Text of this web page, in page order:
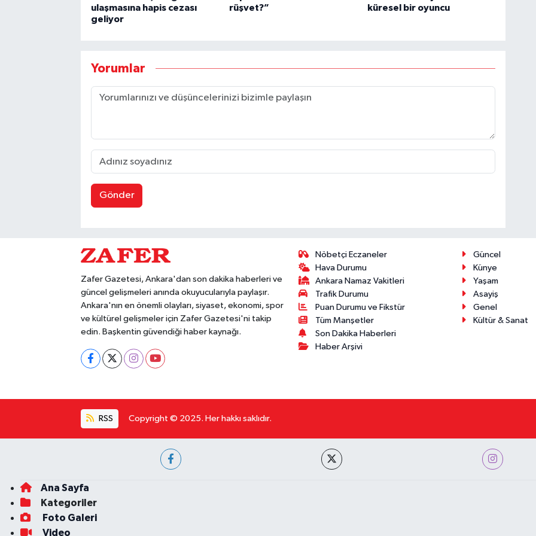
ulaşmasına hapis cezası
geliyor
rüşvet?”
küresel bir oyuncu
Yorumlar
Gönder
Zafer Gazetesi, Ankara'dan son dakika haberleri ve
güncel gelişmeleri anında okuyucularıyla paylaşır.
Ankara'nın en önemli olayları, siyaset, ekonomi, spor
ve kültürel gelişmeler için Zafer Gazetesi'ni takip
edin. Başkentin güvendiği haber kaynağı.
Nöbetçi Eczaneler
Hava Durumu
Ankara Namaz Vakitleri
Trafik Durumu
Puan Durumu ve Fikstür
Tüm Manşetler
Son Dakika Haberleri
Haber Arşivi
Güncel
Künye
Yaşam
Asayiş
Genel
Kültür & Sanat
RSS Copyright © 2025. Her hakkı saklıdır.
Ana Sayfa
Kategoriler
Foto Galeri
Video